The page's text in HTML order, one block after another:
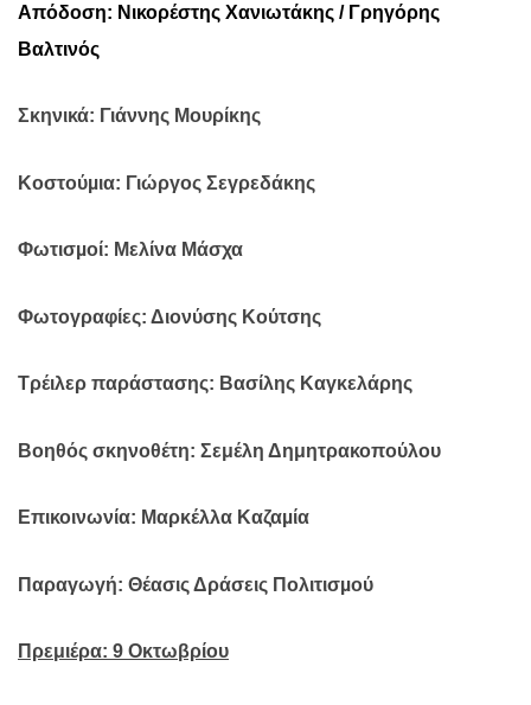
Απόδοση: Νικορέστης Χανιωτάκης / Γρηγόρης
Βαλτινός
Σκηνικά: Γιάννης Μουρίκης
Κοστούµια: Γιώργος Σεγρεδάκης
Φωτισµοί: Μελίνα Μάσχα
Φωτογραφίες: Διονύσης Κούτσης
Τρέιλερ παράστασης: Βασίλης Καγκελάρης
Βοηθός σκηνοθέτη: Σεμέλη Δημητρακοπούλου
Επικοινωνία: Μαρκέλλα Καζαµία
Παραγωγή: Θέασις Δράσεις Πολιτισµού
Πρεμιέρα: 9 Οκτωβρίου